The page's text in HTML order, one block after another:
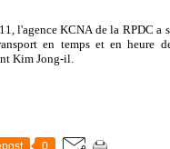
l'agence KCNA de la RPDC
en temps et en heure
Kim Jong-il.